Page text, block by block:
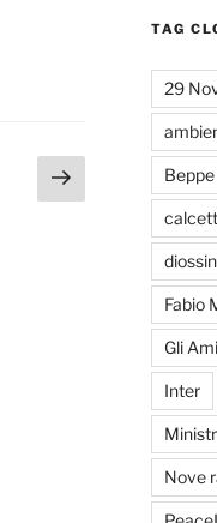
Pagina
successiva
TAG
29
Fabio
Gli
Inter
Nove